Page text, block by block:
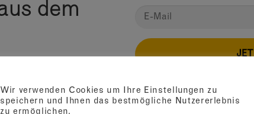
dem
und verpassen Sie
Wir verwenden Cookies um Ihre Einstellungen zu
speichern und Ihnen das bestmögliche Nutzererlebnis
zu ermöglichen.